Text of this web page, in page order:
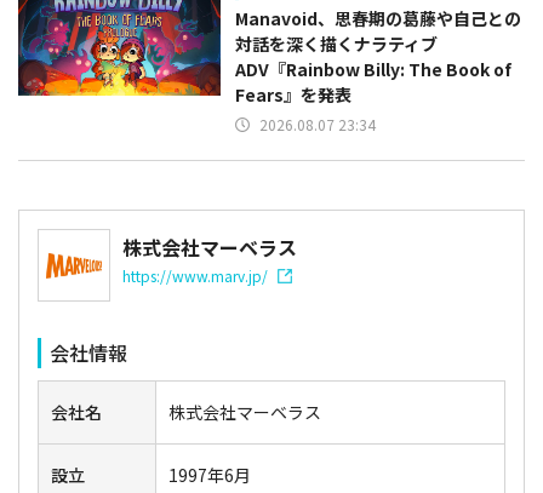
Manavoid、思春期の葛藤や自己との
対話を深く描くナラティブ
ADV『Rainbow Billy: The Book of
Fears』を発表
2026.08.07 23:34
株式会社マーベラス
https://www.marv.jp/
会社情報
会社名 株式会社マーベラス
設立 1997年6月